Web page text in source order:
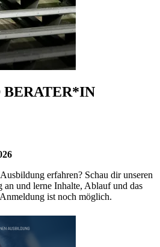
erfahren? Schau dir unseren
und lerne Inhalte, Ablauf und das
ist noch möglich.